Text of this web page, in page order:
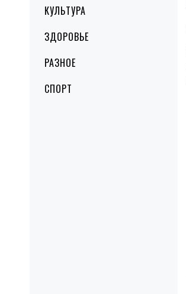
КУЛЬТУРА
ЗДОРОВЬЕ
РАЗНОЕ
СПОРТ